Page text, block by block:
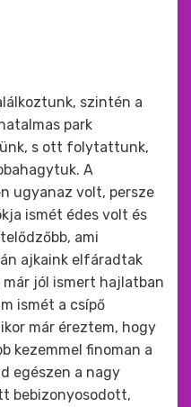
szintén a
park
s ott folytattunk,
A
ugyanaz volt, persze
ismét édes volt és
ami
ajkaink elfáradtak
már jól ismert hajlatban
ismét a csípő
már éreztem, hogy
kezemmel finoman a
egészen a nagy
bebizonyosodott,